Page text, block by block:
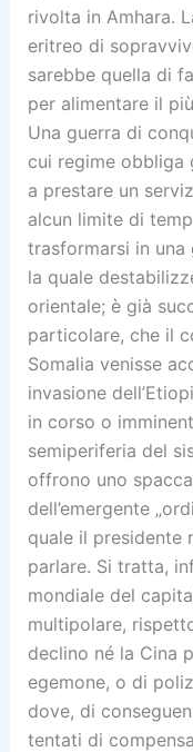
rivolta in Amhara.
eritreo di
sarebbe quella di
per alimentare il
Una guerra di
cui regime obbliga
a prestare un
alcun limite di
trasformarsi in una
la quale
orientale; è già
particolare, che il
Somalia venisse
invasione
in corso o
semiperiferia del
offrono uno
dell’emergente
quale il presidente
parlare. Si tratta,
mondiale del
multipolare,
declino né la Cina
egemone, o di
dove, di
tentati di